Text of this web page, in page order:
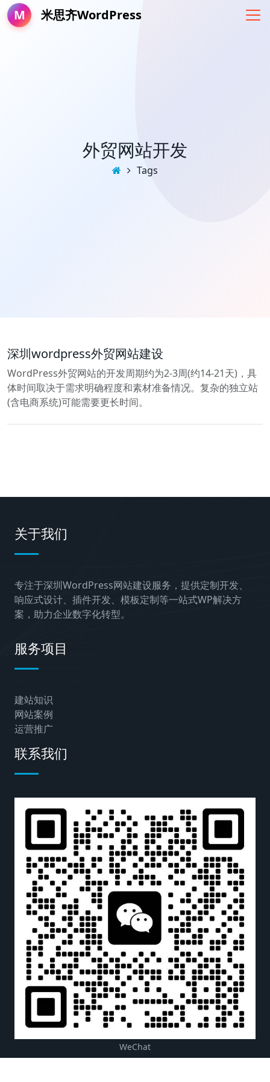
M 米思齐WordPress
外贸网站开发
Tags
深圳wordpress外贸网站建设
WordPress外贸网站的开发周期约为2-3周(约14-21天)，具
体时间取决于需求明确程度和素材准备情况。复杂的独立站
(含电商系统)可能需要更长时间。
关于我们
专注于深圳WordPress网站建设服务，提供定制开发、
响应式设计、插件开发、模板定制等一站式WP解决方
案，助力企业数字化转型。
服务项目
建站知识
网站案例
运营推广
联系我们
WeChat